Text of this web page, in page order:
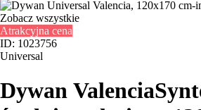
Zobacz wszystkie
Atrakcyjna cena
ID: 1023756
Universal
Dywan Valencia